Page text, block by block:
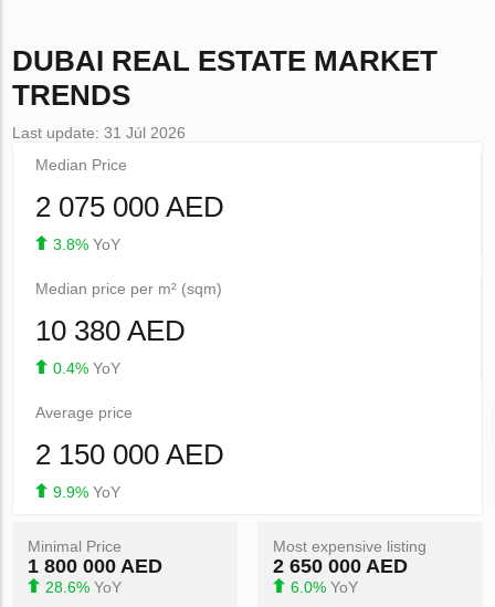
DUBAI REAL ESTATE MARKET
TRENDS
Last update: 31 Júl 2026
Median Price
2 075 000 AED
3.8% YoY
Median price per m² (sqm)
10 380 AED
0.4% YoY
Average price
2 150 000 AED
9.9% YoY
Minimal Price
1 800 000 AED
28.6% YoY
Most expensive listing
2 650 000 AED
6.0% YoY